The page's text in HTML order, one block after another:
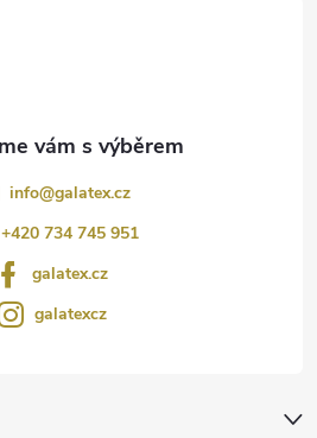
info@galatex.cz
+420 734 745 951
galatex.cz
galatexcz